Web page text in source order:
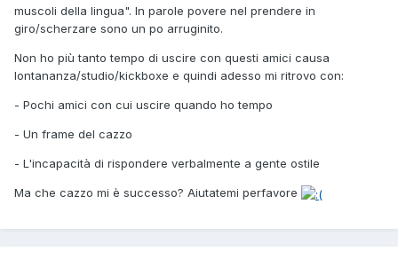
muscoli della lingua". In parole povere nel prendere in
giro/scherzare sono un po arruginito.
Non ho più tanto tempo di uscire con questi amici causa
lontananza/studio/kickboxe e quindi adesso mi ritrovo con:
- Pochi amici con cui uscire quando ho tempo
- Un frame del cazzo
- L'incapacità di rispondere verbalmente a gente ostile
Ma che cazzo mi è successo? Aiutatemi perfavore